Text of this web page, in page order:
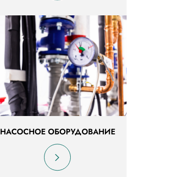
НАСОСНОЕ ОБОРУДОВАНИЕ